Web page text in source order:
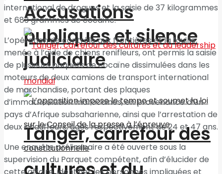
Accusations
publiques et silence
judiciaire
Tanger, carrefour des
international de drogues et la saisie de 37 kilogrammes
et 683 grammes de cocaïne.
L’opération de contrôle aux frontières et la fouille,
menée à l’aide de chiens renifleurs, ont permis la saisie
de plusieurs paquets de cocaïne dissimulées dans les
moteurs de deux camions de transport international
de marchandise, portant des plaques
d’immatriculation marocaines, en provenance d’un
pays d’Afrique subsaharienne, ainsi que l’arrestation de
deux chauffeurs, âgés respectivement de 24 et 47 ans.
Une enquête préliminaire a été ouverte sous la
supervision du Parquet compétent, afin d’élucider de
cette affaire, identifier les personnes impliquées et